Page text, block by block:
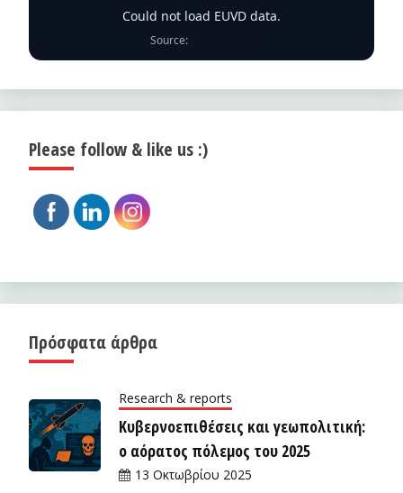
Could not load EUVD data.
Source:
Please follow & like us :)
Πρόσφατα άρθρα
Research & reports
Κυβερνοεπιθέσεις και γεωπολιτική:
ο αόρατος πόλεμος του 2025
13 Οκτωβρίου 2025